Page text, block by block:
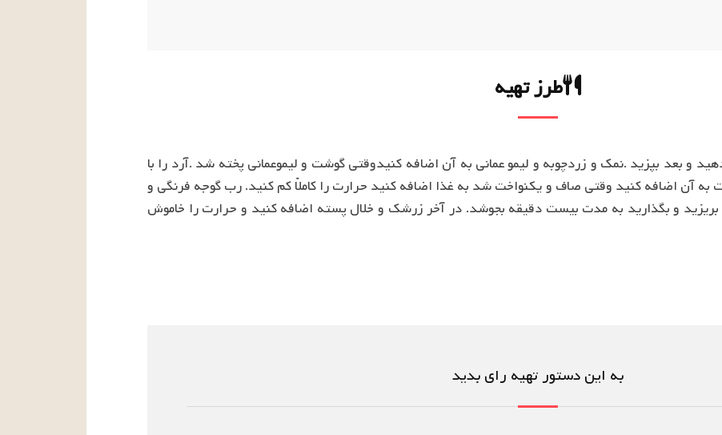
طرز تهیه
به این دستور تهیه رای بدید